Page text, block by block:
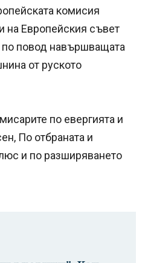
комисия
на Европейския съвет
повод навършващата
от руското
по евергията и
По отбраната и
и по разширяването